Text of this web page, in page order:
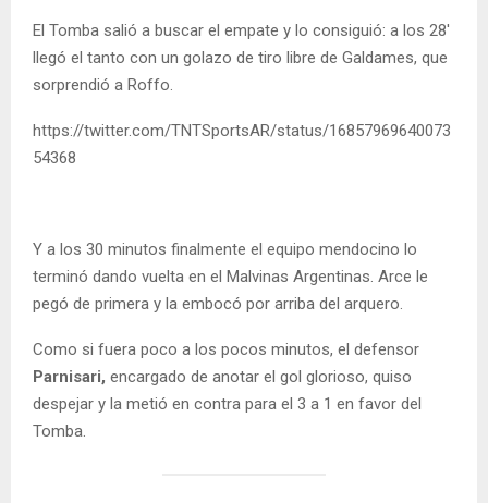
El Tomba salió a buscar el empate y lo consiguió: a los 28′
llegó el tanto con un golazo de tiro libre de Galdames, que
sorprendió a Roffo.
https://twitter.com/TNTSportsAR/status/16857969640073
54368
Y a los 30 minutos finalmente el equipo mendocino lo
terminó dando vuelta en el Malvinas Argentinas. Arce le
pegó de primera y la embocó por arriba del arquero.
Como si fuera poco a los pocos minutos, el defensor
Parnisari, encargado de anotar el gol glorioso, quiso
despejar y la metió en contra para el 3 a 1 en favor del
Tomba.